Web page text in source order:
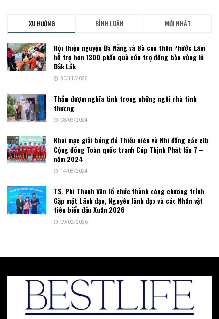
XU HƯỚNG BÌNH LUẬN MỚI NHẤT
Hội thiện nguyện Đà Nẵng và Bà con thôn Phước Lâm
hỗ trợ hơn 1300 phần quà cứu trợ đồng bào vùng lũ
Đắk Lắk
30/11/2025
Thắm đượm nghĩa tình trong những ngôi nhà tình
thương
08/09/2024
Khai mạc giải bóng đá Thiếu niên và Nhi đồng các clb
Cộng đồng Toàn quốc tranh Cúp Thịnh Phát lần 7 –
năm 2024
14/08/2024
TS. Phi Thanh Vân tổ chức thành công chương trình
Gặp mặt Lãnh đạo, Nguyên lãnh đạo và các Nhân vật
tiêu biểu đầu Xuân 2026
09/02/2026